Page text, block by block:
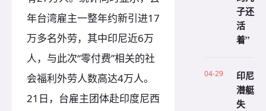
年台湾雇主一整年约新引进17
万多名外劳，其中印尼近6万
人，与此次“零付费”相关的社
会福利外劳人数高达4万人。
21日，台雇主团体赴印度尼西
子还
活
着”
04-29
印尼
潜艇
失